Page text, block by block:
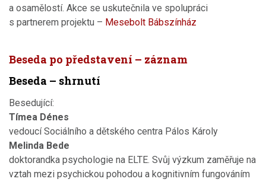
a osamělostí. Akce se uskutečnila ve spolupráci
s partnerem projektu – Mesebolt Bábszínház
Beseda po představení – záznam
Beseda – shrnutí
Besedující:
Tímea Dénes
vedoucí Sociálního a dětského centra Pálos Károly
Melinda Bede
doktorandka psychologie na ELTE. Svůj výzkum zaměřuje na
vztah mezi psychickou pohodou a kognitivním fungováním